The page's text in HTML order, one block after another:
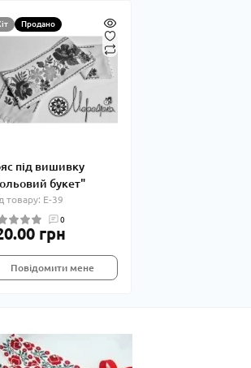
Продано
під вишивку
букет"
товару: Е-39
0
грн
Повідомити мене